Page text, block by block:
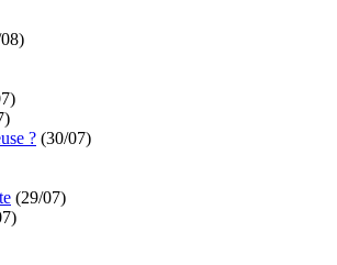
? (30/07)
(29/07)